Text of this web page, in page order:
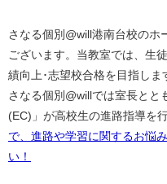
さなる個別@will港南台校のホ
ございます。当教室では、生
績向上･志望校合格を目指しま
さなる個別@willでは室長とと
(EC)」が高校生の進路指導を
で、進路や学習に関するお悩
い！